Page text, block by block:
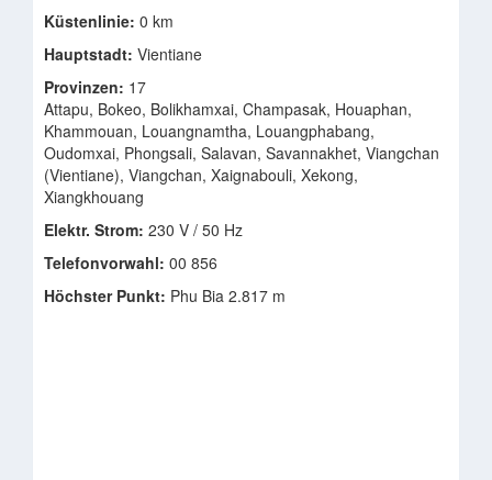
Küstenlinie: 0 km
Hauptstadt: Vientiane
Provinzen: 17
Attapu, Bokeo, Bolikhamxai, Champasak, Houaphan,
Khammouan, Louangnamtha, Louangphabang,
Oudomxai, Phongsali, Salavan, Savannakhet, Viangchan
(Vientiane), Viangchan, Xaignabouli, Xekong,
Xiangkhouang
Elektr. Strom: 230 V / 50 Hz
Telefonvorwahl: 00 856
Höchster Punkt: Phu Bia 2.817 m